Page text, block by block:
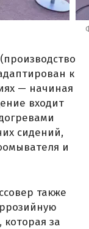
к
— начиная
входит
сидений,
и
также
за